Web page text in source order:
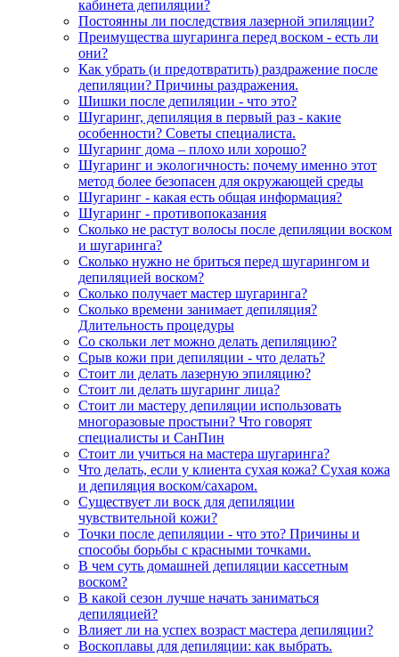
кабинета депиляции?
Постоянны ли последствия лазерной эпиляции?
Преимущества шугаринга перед воском - есть ли
они?
Как убрать (и предотвратить) раздражение после
депиляции? Причины раздражения.
Шишки после депиляции - что это?
Шугаринг, депиляция в первый раз - какие
особенности? Советы специалиста.
Шугаринг дома – плохо или хорошо?
Шугаринг и экологичность: почему именно этот
метод более безопасен для окружающей среды
Шугаринг - какая есть общая информация?
Шугаринг - противопоказания
Сколько не растут волосы после депиляции воском
и шугаринга?
Сколько нужно не бриться перед шугарингом и
депиляцией воском?
Сколько получает мастер шугаринга?
Сколько времени занимает депиляция?
Длительность процедуры
Со скольки лет можно делать депиляцию?
Срыв кожи при депиляции - что делать?
Стоит ли делать лазерную эпиляцию?
Стоит ли делать шугаринг лица?
Стоит ли мастеру депиляции использовать
многоразовые простыни? Что говорят
специалисты и СанПин
Стоит ли учиться на мастера шугаринга?
Что делать, если у клиента сухая кожа? Сухая кожа
и депиляция воском/сахаром.
Существует ли воск для депиляции
чувствительной кожи?
Точки после депиляции - что это? Причины и
способы борьбы с красными точками.
В чем суть домашней депиляции кассетным
воском?
В какой сезон лучше начать заниматься
депиляцией?
Влияет ли на успех возраст мастера депиляции?
Воскоплавы для депиляции: как выбрать.